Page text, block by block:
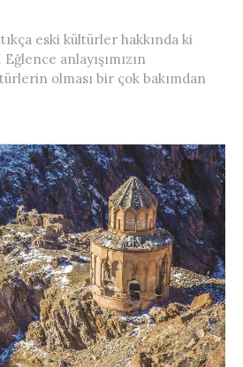
eski kültürler hakkında ki
anlayışımızın
olması bir çok bakımdan